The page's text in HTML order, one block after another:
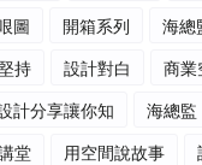
圖 開箱系列
海總
持
設計對白
商業
計分享讓你知
海總監
堂
用空間說故事